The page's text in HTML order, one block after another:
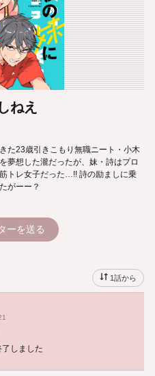
ねえ
た23歳引きこもり無職ニート・小木
夢想した瀧だったが、妹・詩はプロ
トレ女子だった…!! 詩の励ましに乗
がーー？
ーを送る
1話から
しました